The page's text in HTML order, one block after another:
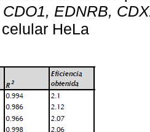
EDNRB,
HeLa